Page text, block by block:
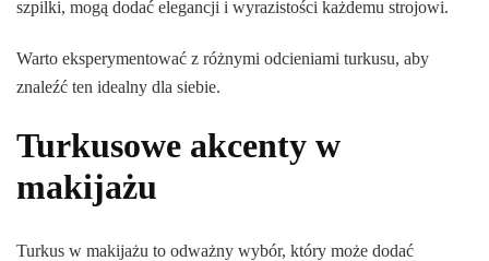
szpilki, mogą dodać elegancji i wyrazistości każdemu strojowi.
Warto eksperymentować z różnymi odcieniami turkusu, aby
znaleźć ten idealny dla siebie.
Turkusowe akcenty w
makijażu
Turkus w makijażu to odważny wybór, który może dodać